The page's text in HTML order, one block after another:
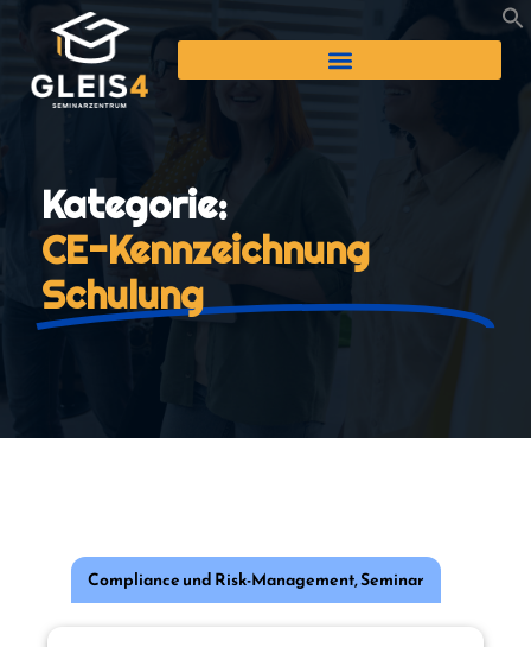
Kategorie:
CE-Kennzeichnung
Schulung
Compliance und Risk-Management,Seminar